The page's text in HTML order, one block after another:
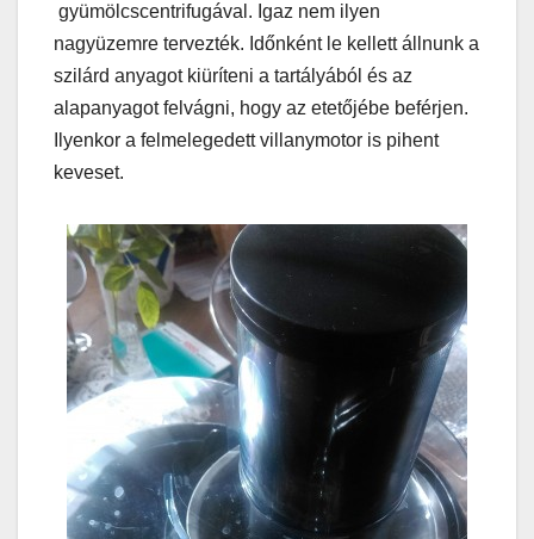
gyümölcscentrifugával. Igaz nem ilyen
nagyüzemre tervezték. Időnként le kellett állnunk a
szilárd anyagot kiüríteni a tartályából és az
alapanyagot felvágni, hogy az etetőjébe beférjen.
Ilyenkor a felmelegedett villanymotor is pihent
keveset.